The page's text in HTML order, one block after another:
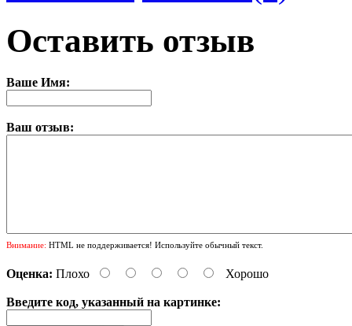
Оставить отзыв
Ваше Имя:
Ваш отзыв:
Внимание: HTML не поддерживается! Используйте обычный текст.
Оценка: Плохо Хорошо
Введите код, указанный на картинке: